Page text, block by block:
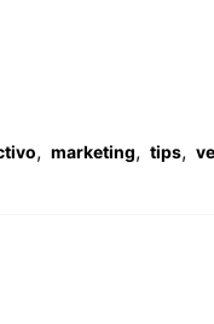
, marketing, tips,